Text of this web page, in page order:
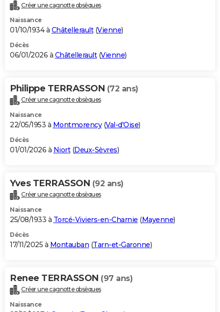
Créer une cagnotte obsèques
Naissance
01/10/1934 à Châtellerault(Vienne)
Décès
06/01/2026 à Châtellerault(Vienne)
Philippe TERRASSON (72 ans)
Créer une cagnotte obsèques
Naissance
22/05/1953 à Montmorency(Val-d'Oise)
Décès
01/01/2026 à Niort(Deux-Sèvres)
Yves TERRASSON (92 ans)
Créer une cagnotte obsèques
Naissance
25/08/1933 à Torcé-Viviers-en-Charnie (Mayenne)
Décès
17/11/2025 à Montauban (Tarn-et-Garonne)
Renee TERRASSON (97 ans)
Créer une cagnotte obsèques
Naissance